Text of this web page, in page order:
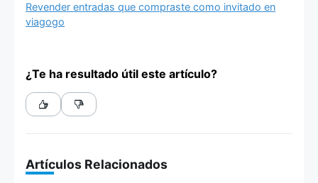
Revender entradas que compraste como invitado en
viagogo
¿Te ha resultado útil este artículo?
Artículos Relacionados